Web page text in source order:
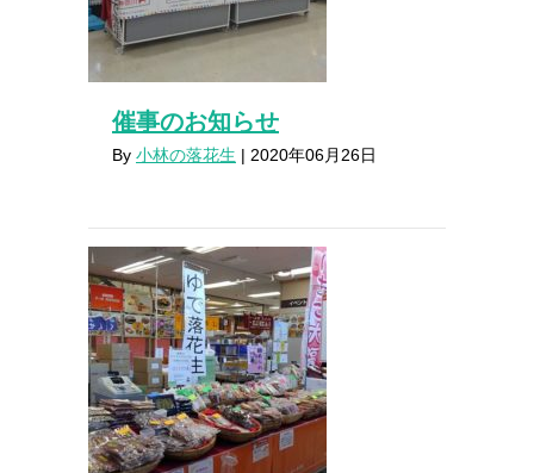
催事のお知らせ
By 小林の落花生 | 2020年06月26日